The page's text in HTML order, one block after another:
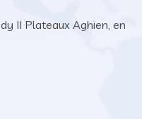
II Plateaux Aghien, en